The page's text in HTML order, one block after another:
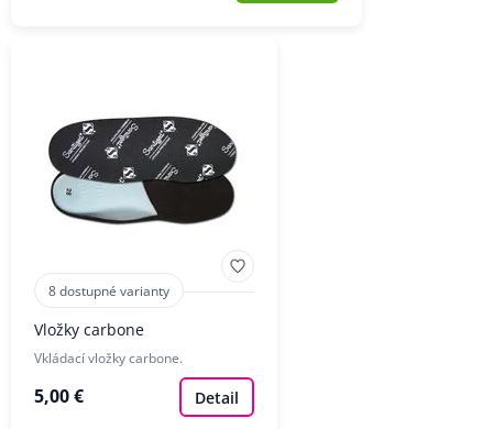
8 dostupné varianty
Vložky carbone
Vkládací vložky carbone.
5,00 € Detail